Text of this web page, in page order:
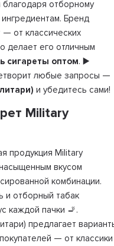
отборному
Бренд
от классических
делает его отличным
сигареты оптом. ▶️
любые запросы —
и убедитесь сами!
Military
продукция Military
вкусом
комбинации.
и отборный табак
каждой пачки 🚬.
предлагает
— от классики